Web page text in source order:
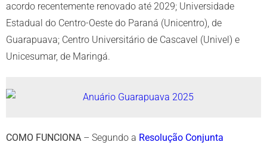
acordo recentemente renovado até 2029; Universidade
Estadual do Centro-Oeste do Paraná (Unicentro), de
Guarapuava; Centro Universitário de Cascavel (Univel) e
Unicesumar, de Maringá.
COMO FUNCIONA – Segundo a Resolução Conjunta